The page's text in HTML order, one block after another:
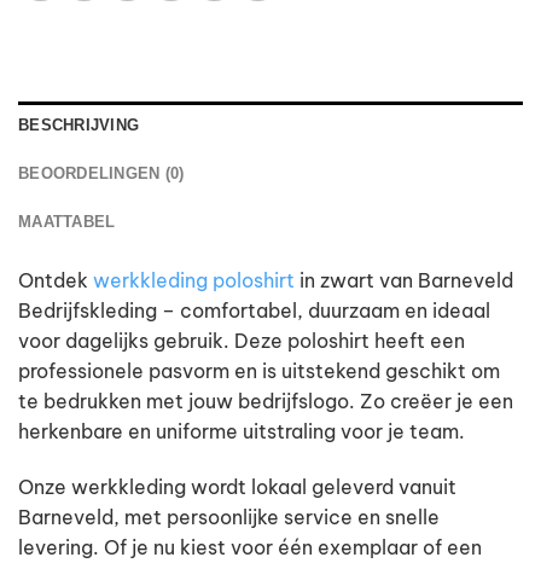
BESCHRIJVING
BEOORDELINGEN (0)
MAATTABEL
Ontdek werkkleding poloshirt in zwart van Barneveld
Bedrijfskleding – comfortabel, duurzaam en ideaal
voor dagelijks gebruik. Deze poloshirt heeft een
professionele pasvorm en is uitstekend geschikt om
te bedrukken met jouw bedrijfslogo. Zo creëer je een
herkenbare en uniforme uitstraling voor je team.
Onze werkkleding wordt lokaal geleverd vanuit
Barneveld, met persoonlijke service en snelle
levering. Of je nu kiest voor één exemplaar of een